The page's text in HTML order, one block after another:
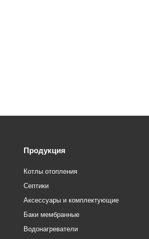
Продукция
Котлы отопления
Септики
Аксессуары и комплектующие
Баки мембранные
Водонагреватели